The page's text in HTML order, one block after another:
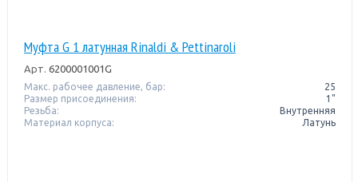
Муфта G 1 латунная Rinaldi & Pettinaroli
Арт. 6200001001G
Макс. рабочее давление, бар:
25
Размер присоединения:
1"
Резьба:
Внутренняя
Материал корпуса:
Латунь